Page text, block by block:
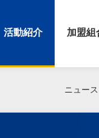
活動紹介 加盟組
ニュース